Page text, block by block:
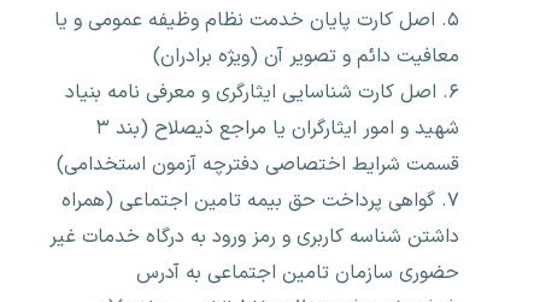
۵. اصل کارت پایان خدمت نظام وظیفه عمومی و یا
معافیت دائم و تصویر آن (ویژه برادران)
۶. اصل کارت شناسایی ایثارگری و معرفی نامه بنیاد
شهید و امور ایثارگران یا مراجع ذیصلاح (بند ۳
قسمت شرایط اختصاصی دفترچه آزمون استخدامی)
۷. گواهی پرداخت حق بیمه تامین اجتماعی (همراه
داشتن شناسه کاربری و رمز ورود به درگاه خدمات غیر
حضوری سازمان تامین اجتماعی به آدرس